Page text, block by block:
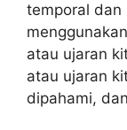
temporal dan
atau ujaran
atau ujaran
dipahami,